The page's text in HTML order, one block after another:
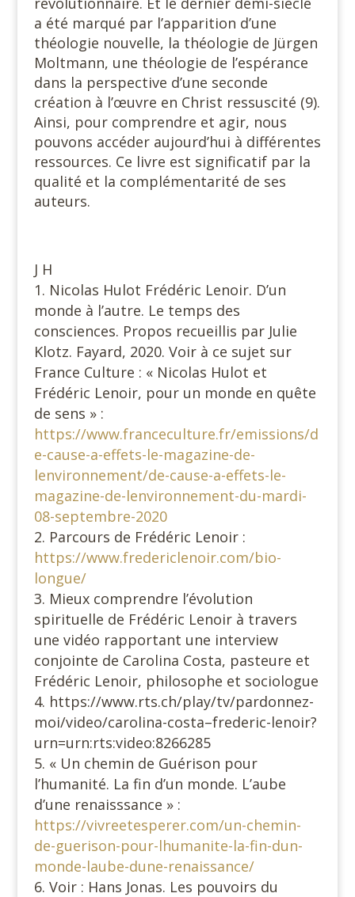
a été marqué par l’apparition d’une
théologie nouvelle, la théologie de Jürgen
Moltmann, une théologie de l’espérance
dans la perspective d’une seconde
création à l’œuvre en Christ ressuscité (9).
Ainsi, pour comprendre et agir, nous
pouvons accéder aujourd’hui à différentes
ressources. Ce livre est significatif par la
qualité et la complémentarité de ses
auteurs.
J H
Nicolas Hulot Frédéric Lenoir. D’un
monde à l’autre. Le temps des
consciences. Propos recueillis par Julie
Klotz. Fayard, 2020. Voir à ce sujet sur
France Culture : « Nicolas Hulot et
Frédéric Lenoir, pour un monde en quête
de sens » :
https://www.franceculture.fr/emissions/d
e-cause-a-effets-le-magazine-de-
lenvironnement/de-cause-a-effets-le-
magazine-de-lenvironnement-du-mardi-
08-septembre-2020
Parcours de Frédéric Lenoir :
https://www.fredericlenoir.com/bio-
longue/
Mieux comprendre l’évolution
spirituelle de Frédéric Lenoir à travers
une vidéo rapportant une interview
conjointe de Carolina Costa, pasteure et
Frédéric Lenoir, philosophe et sociologue
https://www.rts.ch/play/tv/pardonnez-
moi/video/carolina-costa–frederic-lenoir?
urn=urn:rts:video:8266285
« Un chemin de Guérison pour
l’humanité. La fin d’un monde. L’aube
d’une renaisssance » :
https://vivreetesperer.com/un-chemin-
de-guerison-pour-lhumanite-la-fin-dun-
monde-laube-dune-renaissance/
Voir : Hans Jonas. Les pouvoirs du